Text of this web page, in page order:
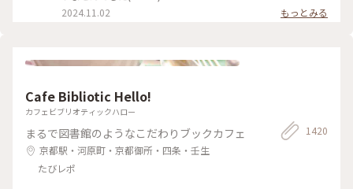
2024.11.02
もっとみる
Cafe Bibliotic Hello!
カフェビブリオティックハロー
まるで図書館のようなこだわりブックカフェ
京都駅・河原町・京都御所・四条・壬生
たびレポ
1420